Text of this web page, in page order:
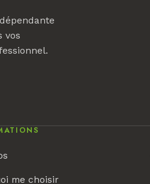
vos
me choisir